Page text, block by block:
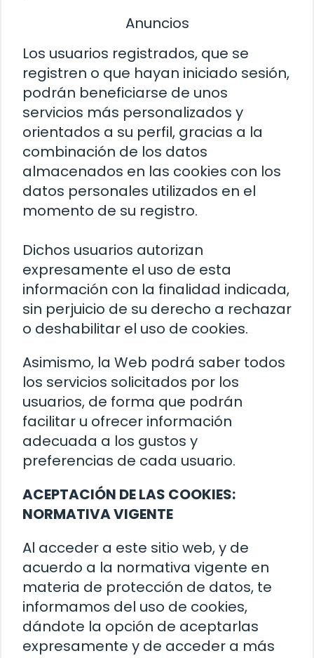
Anuncios
Los usuarios registrados, que se
registren o que hayan iniciado sesión,
podrán beneficiarse de unos
servicios más personalizados y
orientados a su perfil, gracias a la
combinación de los datos
almacenados en las cookies con los
datos personales utilizados en el
momento de su registro.
Dichos usuarios autorizan
expresamente el uso de esta
información con la finalidad indicada,
sin perjuicio de su derecho a rechazar
o deshabilitar el uso de cookies.
Asimismo, la Web podrá saber todos
los servicios solicitados por los
usuarios, de forma que podrán
facilitar u ofrecer información
adecuada a los gustos y
preferencias de cada usuario.
ACEPTACIÓN DE LAS COOKIES:
NORMATIVA VIGENTE
Al acceder a este sitio web, y de
acuerdo a la normativa vigente en
materia de protección de datos, te
informamos del uso de cookies,
dándote la opción de aceptarlas
expresamente y de acceder a más